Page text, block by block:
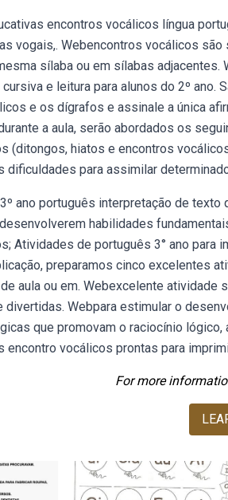
encontros vocálicos língua
vogais,. Webencontros vocálicos
sílaba ou em sílabas
e leitura para alunos do 2º ano.
e os dígrafos e assinale a única
a aula, serão abordados os
(ditongos, hiatos e encontros
dificuldades para assimilar
ano português interpretação de
habilidades
Atividades de português 3° ano para
preparamos cinco excelentes
aula ou em. Webexcelente atividade
Webpara estimular o
que promovam o raciocínio
encontro vocálicos prontas para
For more